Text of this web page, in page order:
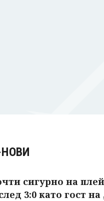
сигурно на
3:0 като гост